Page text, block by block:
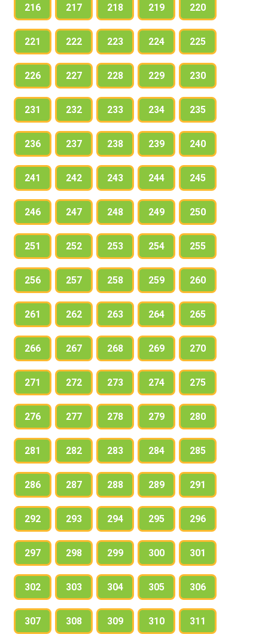
216 217 218 219 220
221 222 223 224 225
226 227 228 229 230
231 232 233 234 235
236 237 238 239 240
241 242 243 244 245
246 247 248 249 250
251 252 253 254 255
256 257 258 259 260
261 262 263 264 265
266 267 268 269 270
271 272 273 274 275
276 277 278 279 280
281 282 283 284 285
286 287 288 289 291
292 293 294 295 296
297 298 299 300 301
302 303 304 305 306
307 308 309 310 311